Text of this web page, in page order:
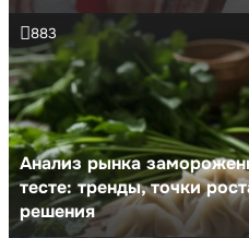
Анализ рынка
тесте: тренды, точки
решения
883